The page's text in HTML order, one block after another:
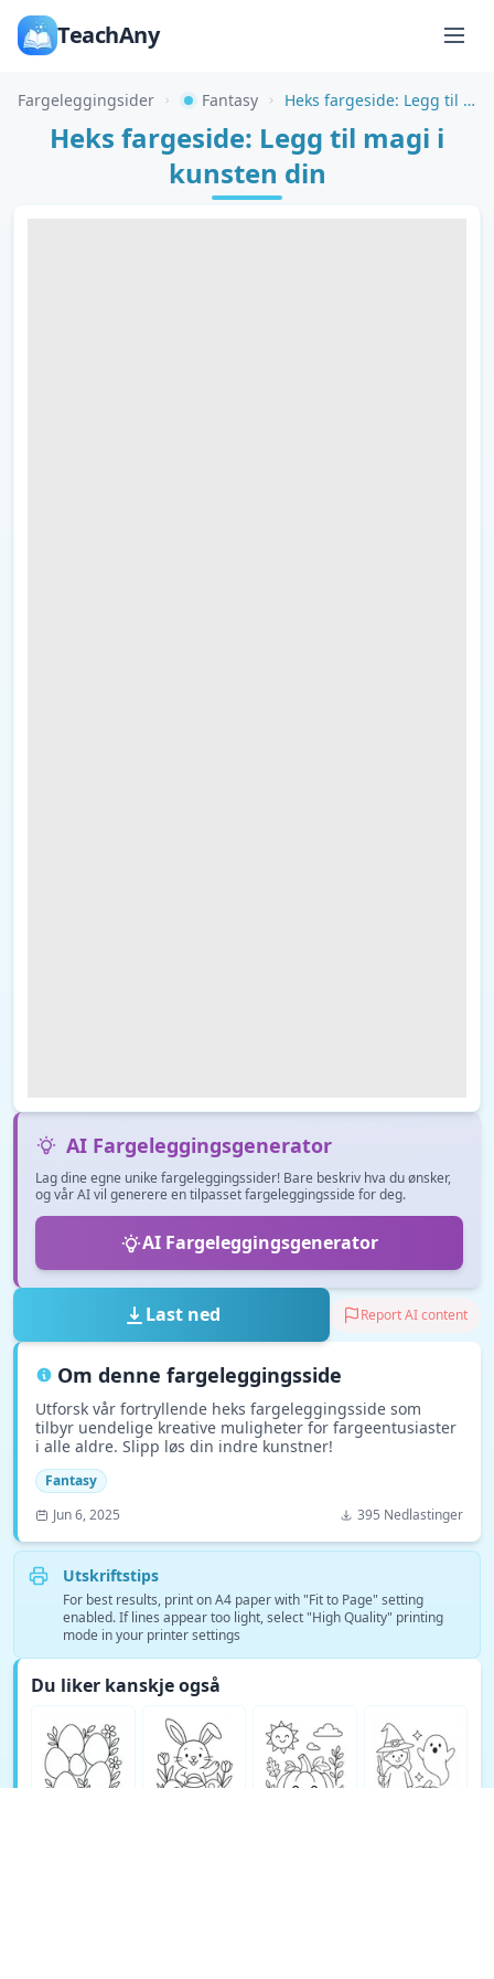
TeachAny
Fargeleggingsider Fantasy Heks fargeside: Legg til magi i kunsten din
Heks fargeside: Legg til magi i
kunsten din
AI Fargeleggingsgenerator
Lag dine egne unike fargeleggingssider! Bare beskriv hva du ønsker,
og vår AI vil generere en tilpasset fargeleggingsside for deg.
AI Fargeleggingsgenerator
Last ned Report AI content
Om denne fargeleggingsside
Utforsk vår fortryllende heks fargeleggingsside som
tilbyr uendelige kreative muligheter for fargeentusiaster
i alle aldre. Slipp løs din indre kunstner!
Fantasy
Jun 6, 2025
395 Nedlastinger
Utskriftstips
For best results, print on A4 paper with "Fit to Page" setting
enabled. If lines appear too light, select "High Quality" printing
mode in your printer settings
Du liker kanskje også